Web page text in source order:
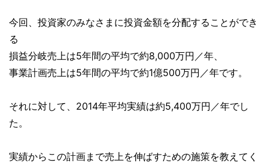
今回、投資家のみなさまに投資金額を分配することができ
る
損益分岐売上は5年間の平均で約8,000万円／年、
事業計画売上は5年間の平均で約1億500万円／年です。
それに対して、2014年平均実績は約5,400万円／年でし
た。
実績からこの計画まで売上を伸ばすための施策を教えてく